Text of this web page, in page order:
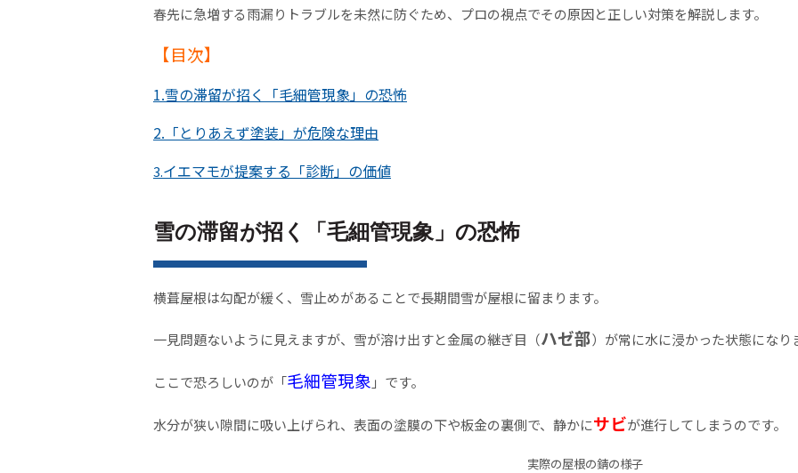
春先に急増する雨漏りトラブルを未然に防ぐため、プロの視点でその原因と正しい対策を解説します。
【目次】
1.雪の滞留が招く「毛細管現象」の恐怖
2.「とりあえず塗装」が危険な理由
3.イエマモが提案する「診断」の価値
雪の滞留が招く「毛細管現象」の恐怖
横葺屋根は勾配が緩く、雪止めがあることで長期間雪が屋根に留まります。
一見問題ないように見えますが、雪が溶け出すと金属の継ぎ目（ハゼ部）が常に水に浸かった状態になり
ここで恐ろしいのが「毛細管現象 」です。
水分が狭い隙間に吸い上げられ、表面の塗膜の下や板金の裏側で、静かにサビが進行してしまうのです。
実際の屋根の錆の様子